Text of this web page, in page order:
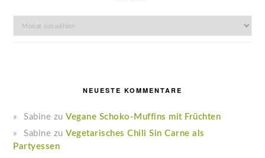
NEUESTE KOMMENTARE
Sabine zuVegane Schoko-Muffins mit Früchten
Sabine zuVegetarisches Chili Sin Carne als
Partyessen